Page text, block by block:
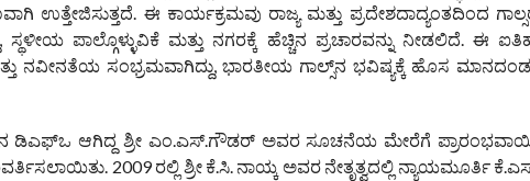
ಉತ್ತೇಜಿಸುತ್ತದೆ. ಈ ಕಾರ್ಯಕ್ರಮವು ರಾಜ್ಯ ಮತ್ತು ಪ್ರದೇಶದಾದ್ಯಂತದಿಂದ
ಸ್ಥಳೀಯ ಪಾಲ್ಗೊಳ್ಳುವಿಕೆ ಮತ್ತು ನಗರಕ್ಕೆ ಹೆಚ್ಚಿನ ಪ್ರಚಾರವನ್ನು ನೀಡಲಿದೆ.
ಸಂಭ್ರಮವಾಗಿದ್ದು, ಭಾರತೀಯ ಗಾಲ್ಸ್‌ನ ಭವಿಷ್ಯಕ್ಕೆ ಹೊಸ
ಡಿಎಫ್‌ಒ ಆಗಿದ್ದ ಶ್ರೀ ಎಂ.ಎಸ್.ಗೌಡರ್ ಅವರ ಸೂಚನೆಯ ಮೇರೆಗೆ
2009 ರಲ್ಲಿ ಶ್ರೀ ಕೆ.ಸಿ. ನಾಯ್ಕ ಅವರ ನೇತೃತ್ವದಲ್ಲಿ ನ್ಯಾಯಮೂರ್ತಿ